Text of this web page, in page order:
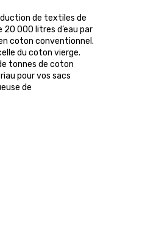
de textiles de
000 litres d’eau par
coton conventionnel.
du coton vierge.
tonnes de coton
pour vos sacs
de